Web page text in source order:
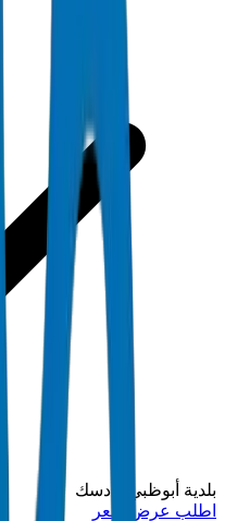
بلدية أبوظبي وأدسك
اطلب عرض سعر